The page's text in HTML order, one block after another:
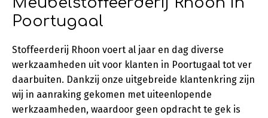
Poortugaal
Stoffeerderij Rhoon voert al jaar en dag diverse
werkzaamheden uit voor klanten in Poortugaal tot ver
daarbuiten. Dankzij onze uitgebreide klantenkring zijn
wij in aanraking gekomen met uiteenlopende
werkzaamheden, waardoor geen opdracht te gek is